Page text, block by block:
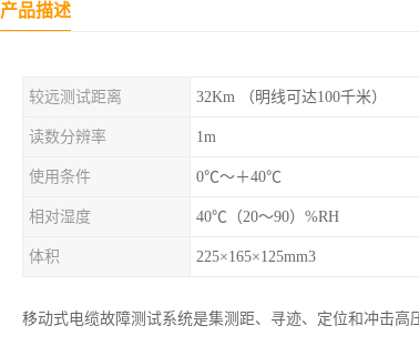
产品描述
较远测试距离 32Km （明线可达100千米）
读数分辨率 1m
使用条件 0℃～＋40℃
相对湿度 40℃（20～90）%RH
体积 225×165×125mm3
移动式电缆故障测试系统是集测距、寻迹、定位和冲击